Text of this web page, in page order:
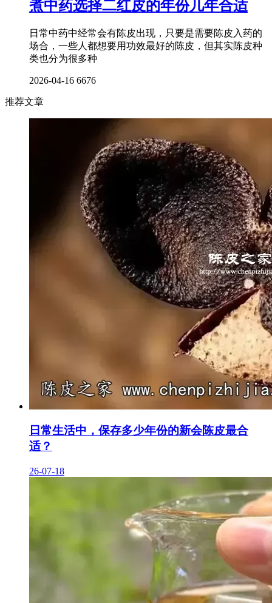
煮中药选择二红皮的年份几年合适
日常中药中经常会有陈皮出现，只要是需要陈皮入药的
场合，一些人都想要用功效最好的陈皮，但其实陈皮种
类也分为很多种
2026-04-16 6676
推荐文章
日常生活中，保存多少年份的新会陈皮最合
适？
26-07-18